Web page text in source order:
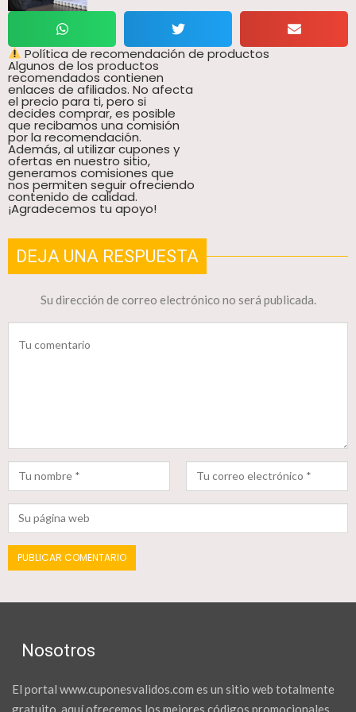
Política de recomendación de productos
Algunos de los productos
recomendados contienen
enlaces de afiliados. No afecta
el precio para ti, pero si
decides comprar, es posible
que recibamos una comisión
por la recomendación.
Además, al utilizar cupones y
ofertas en nuestro sitio,
generamos comisiones que
nos permiten seguir ofreciendo
contenido de calidad.
¡Agradecemos tu apoyo!
DEJA UNA RESPUESTA
Su dirección de correo electrónico no será publicada.
Nosotros
El portal www.cuponesvalidos.com es un sitio web totalmente
gratuito, aquí ofrecemos los mejores códigos promocionales